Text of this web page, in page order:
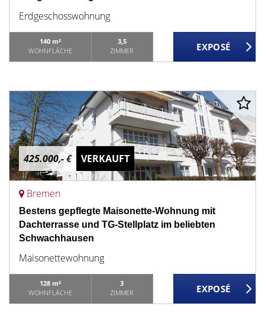
Erdgeschosswohnung
140 m²
WOHNFLÄCHE
3,5
ZIMMER
425.000,- € VERKAUFT
Bremen
Bestens gepflegte Maisonette-Wohnung mit
Dachterrasse und TG-Stellplatz im beliebten
Schwachhausen
Maisonettewohnung
128 m²
WOHNFLÄCHE
3
ZIMMER